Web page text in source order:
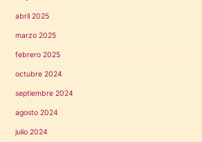
abril 2025
marzo 2025
febrero 2025
octubre 2024
septiembre 2024
agosto 2024
julio 2024